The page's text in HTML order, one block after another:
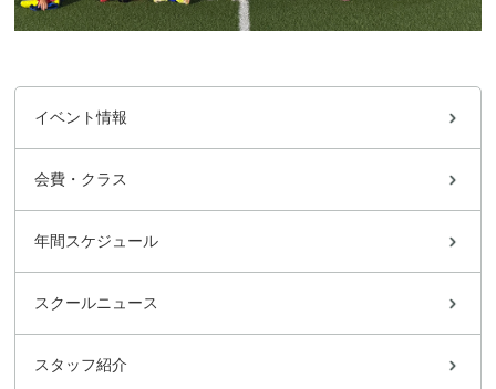
イベント情報
会費・クラス
年間スケジュール
スクールニュース
スタッフ紹介